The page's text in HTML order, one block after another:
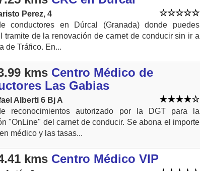
Perez, 4
conductores en Dúrcal (Granada) donde puedes
tramite de la renovación de carnet de conducir sin ir a
de Tráfico. En...
kms Centro Médico de
Las Gabias
Alberti 6 Bj A
reconocimientos autorizado por la DGT para la
"OnLine" del carnet de conducir. Se abona el importe
médico y las tasas...
kms Centro Médico VIP